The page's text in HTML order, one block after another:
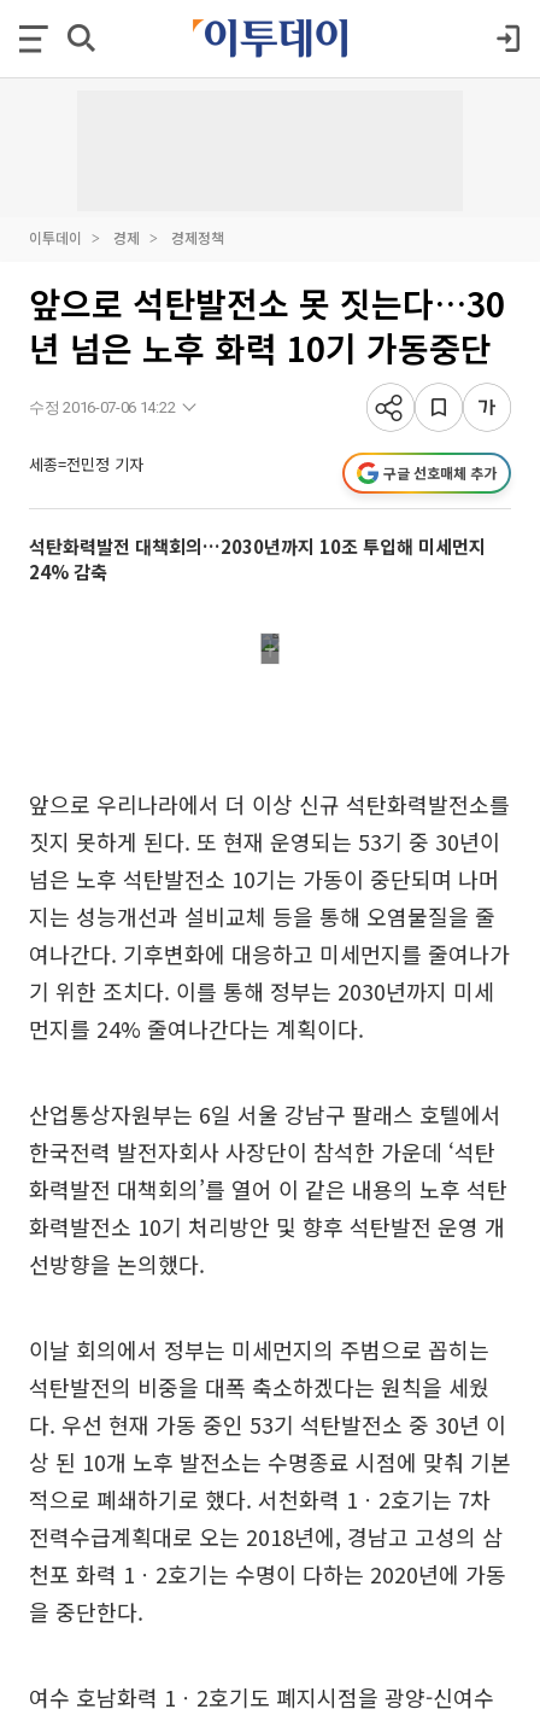
이투데이 경제 경제정책
앞으로 석탄발전소 못 짓는다…30
년 넘은 노후 화력 10기 가동중단
수정 2016-07-06 14:22
세종=전민정 기자 구글 선호매체 추가
석탄화력발전 대책회의…2030년까지 10조 투입해 미세먼지
24% 감축
앞으로 우리나라에서 더 이상 신규 석탄화력발전소를
짓지 못하게 된다. 또 현재 운영되는 53기 중 30년이
넘은 노후 석탄발전소 10기는 가동이 중단되며 나머
지는 성능개선과 설비교체 등을 통해 오염물질을 줄
여나간다. 기후변화에 대응하고 미세먼지를 줄여나가
기 위한 조치다. 이를 통해 정부는 2030년까지 미세
먼지를 24% 줄여나간다는 계획이다.
산업통상자원부는 6일 서울 강남구 팔래스 호텔에서
한국전력 발전자회사 사장단이 참석한 가운데 ‘석탄
화력발전 대책회의’를 열어 이 같은 내용의 노후 석탄
화력발전소 10기 처리방안 및 향후 석탄발전 운영 개
선방향을 논의했다.
이날 회의에서 정부는 미세먼지의 주범으로 꼽히는
석탄발전의 비중을 대폭 축소하겠다는 원칙을 세웠
다. 우선 현재 가동 중인 53기 석탄발전소 중 30년 이
상 된 10개 노후 발전소는 수명종료 시점에 맞춰 기본
적으로 폐쇄하기로 했다. 서천화력 1ㆍ2호기는 7차
전력수급계획대로 오는 2018년에, 경남고 고성의 삼
천포 화력 1ㆍ2호기는 수명이 다하는 2020년에 가동
을 중단한다.
여수 호남화력 1ㆍ2호기도 폐지시점을 광양-신여수